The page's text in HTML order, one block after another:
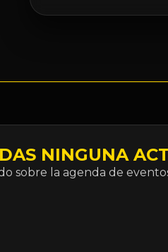
NINGUNA
sobre la agenda de